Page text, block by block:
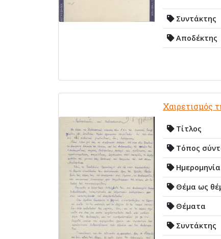
Συντάκτης
Αποδέκτης
Χαιρετισμός
Τίτλος
Τόπος
Θέμα ως
Θέματα
Συντάκτης